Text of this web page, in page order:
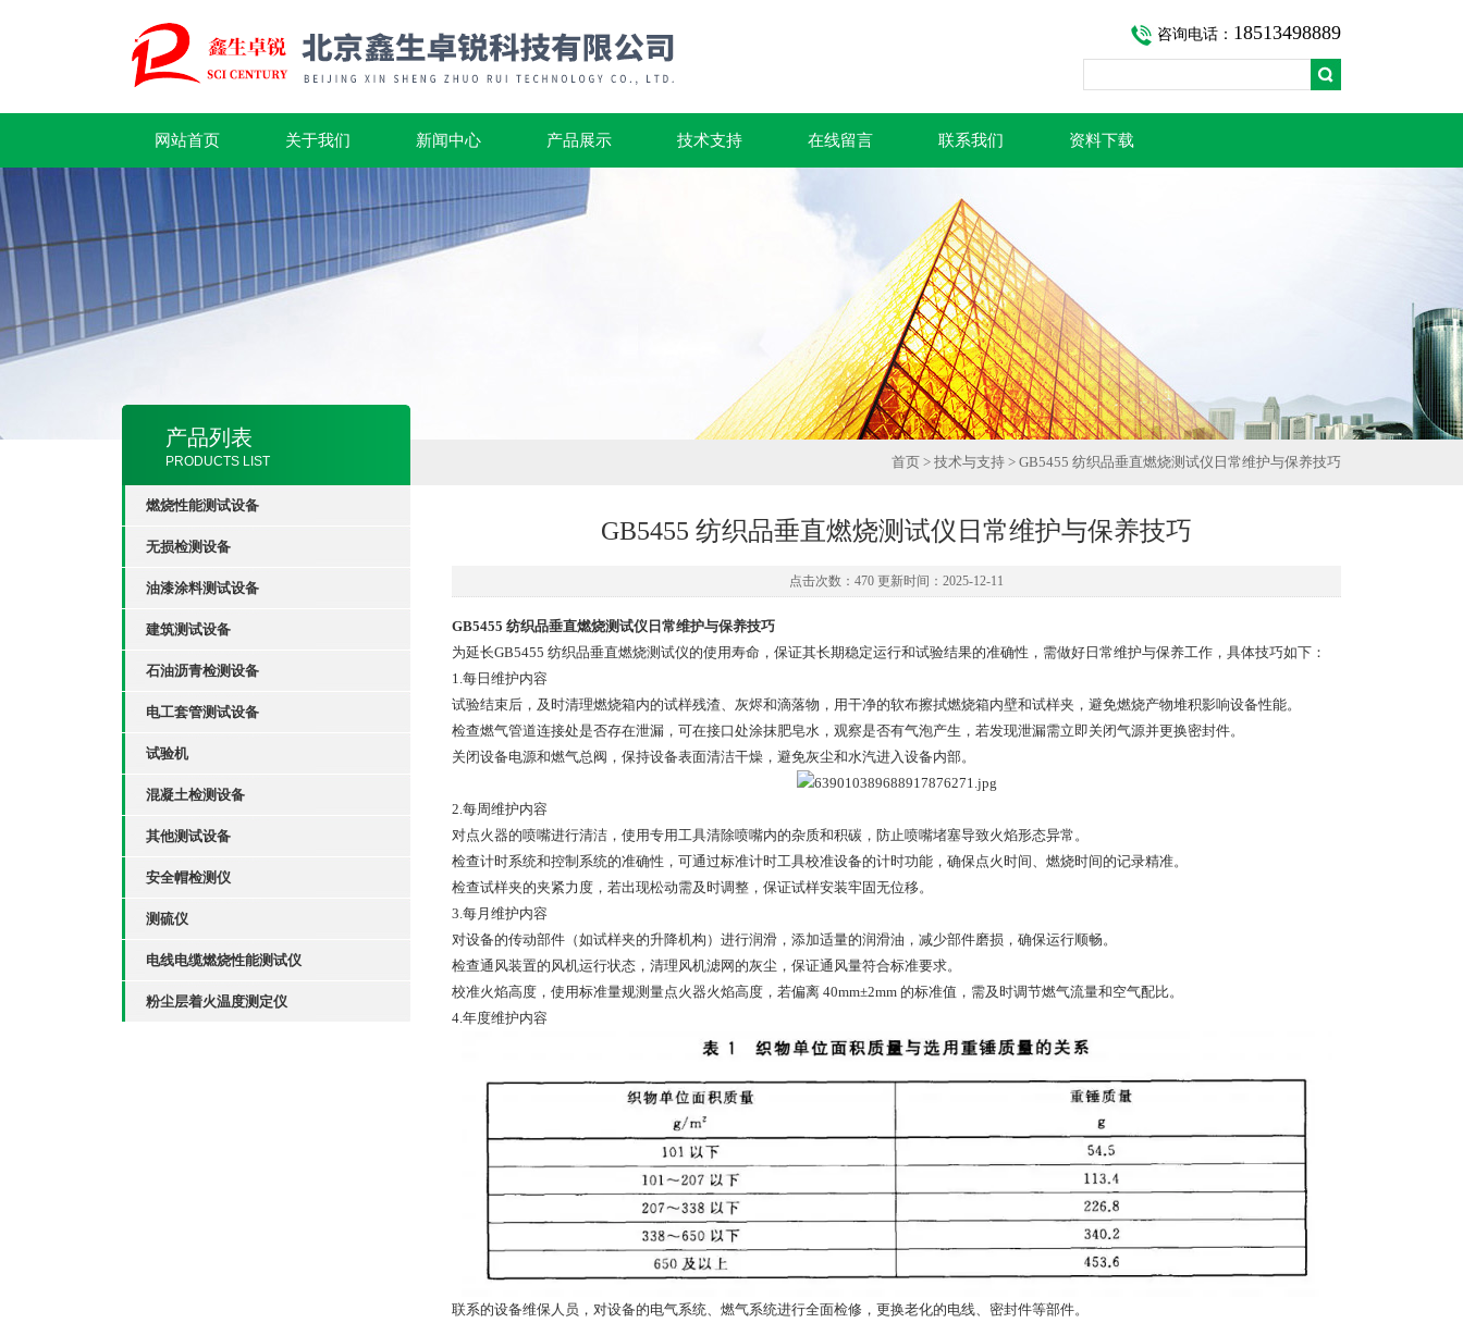
咨询电话： 18513498889
网站首页 关于我们 新闻中心 产品展示 技术支持 在线留言 联系我们 资料下载
产品列表
PRODUCTS LIST
燃烧性能测试设备
无损检测设备
油漆涂料测试设备
建筑测试设备
石油沥青检测设备
电工套管测试设备
试验机
混凝土检测设备
其他测试设备
安全帽检测仪
测硫仪
电线电缆燃烧性能测试仪
粉尘层着火温度测定仪
首页 > 技术与支持 > GB5455 纺织品垂直燃烧测试仪日常维护与保养技巧
GB5455 纺织品垂直燃烧测试仪日常维护与保养技巧
点击次数：470 更新时间：2025-12-11
GB5455 纺织品垂直燃烧测试仪日常维护与保养技巧
为延长GB5455 纺织品垂直燃烧测试仪的使用寿命，保证其长期稳定运行和试验结果的准确性，需做好日常维护与保养工作，具体技巧如下：
1.每日维护内容
试验结束后，及时清理燃烧箱内的试样残渣、灰烬和滴落物，用干净的软布擦拭燃烧箱内壁和试样夹，避免燃烧产物堆积影响设备性能。
检查燃气管道连接处是否存在泄漏，可在接口处涂抹肥皂水，观察是否有气泡产生，若发现泄漏需立即关闭气源并更换密封件。
关闭设备电源和燃气总阀，保持设备表面清洁干燥，避免灰尘和水汽进入设备内部。
2.每周维护内容
对点火器的喷嘴进行清洁，使用专用工具清除喷嘴内的杂质和积碳，防止喷嘴堵塞导致火焰形态异常。
检查计时系统和控制系统的准确性，可通过标准计时工具校准设备的计时功能，确保点火时间、燃烧时间的记录精准。
检查试样夹的夹紧力度，若出现松动需及时调整，保证试样安装牢固无位移。
3.每月维护内容
对设备的传动部件（如试样夹的升降机构）进行润滑，添加适量的润滑油，减少部件磨损，确保运行顺畅。
检查通风装置的风机运行状态，清理风机滤网的灰尘，保证通风量符合标准要求。
校准火焰高度，使用标准量规测量点火器火焰高度，若偏离 40mm±2mm 的标准值，需及时调节燃气流量和空气配比。
4.年度维护内容
联系的设备维保人员，对设备的电气系统、燃气系统进行全面检修，更换老化的电线、密封件等部件。